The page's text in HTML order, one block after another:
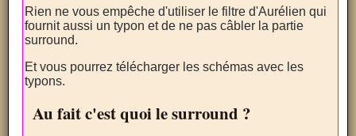
Rien ne vous empêche d'utiliser le filtre d'Aurélien qui
fournit aussi un typon et de ne pas câbler la partie
surround.
Et vous pourrez télécharger les schémas avec les
typons.
Au fait c'est quoi le surround ?